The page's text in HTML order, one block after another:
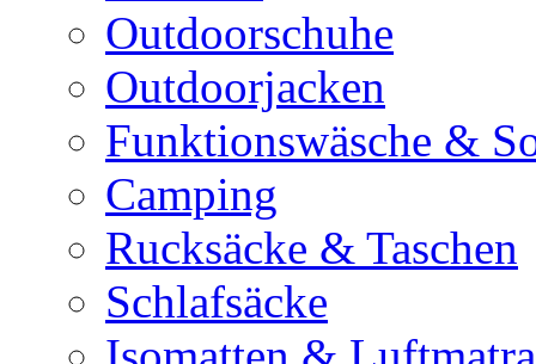
Outdoorschuhe
Outdoorjacken
Funktionswäsche &
Camping
Rucksäcke & Taschen
Schlafsäcke